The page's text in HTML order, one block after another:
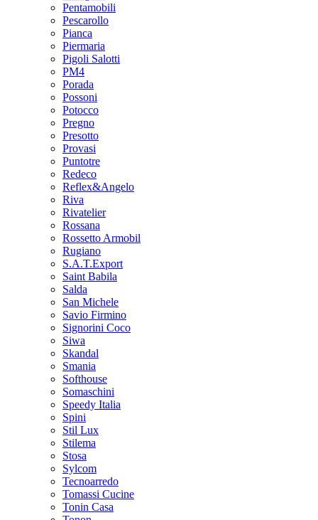
Pentamobili
Pescarollo
Pianca
Piermaria
Pigoli Salotti
PM4
Porada
Possoni
Potocco
Pregno
Presotto
Provasi
Puntotre
Redeco
Reflex&Angelo
Riva
Rivatelier
Rossana
Rossetto Armobil
Rugiano
S.A.T.Export
Saint Babila
Salda
San Michele
Savio Firmino
Signorini Coco
Siwa
Skandal
Smania
Softhouse
Somaschini
Speedy Italia
Spini
Stil Lux
Stilema
Stosa
Sylcom
Tecnoarredo
Tomassi Cucine
Tonin Casa